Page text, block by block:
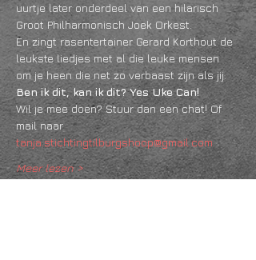
uurtje later onderdeel van een hilarisch
Groot Philharmonisch Joek Orkest.
En zingt rasentertainer Gerard Korthout de
leukste liedjes met al die leuke mensen
om je heen die net zo verbaast zijn als jij.
Ben ik dit, kan ik dit? Yes Uke Can!
Wil je mee doen? Stuur dan een chat! Of
mail naar
tanja.stichtingtilburgshoop@gmail.com
Meer lezen >